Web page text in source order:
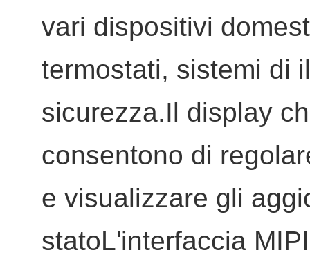
vari dispositivi
termostati, sistemi di
sicurezza.Il display
consentono di
e visualizzare gli
statoL'interfaccia